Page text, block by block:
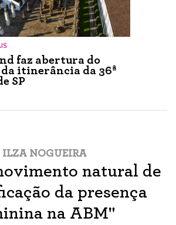
faz abertura do
itinerância da 36ª
SP
ILZA NOGUEIRA
natural de
da presença
na ABM"